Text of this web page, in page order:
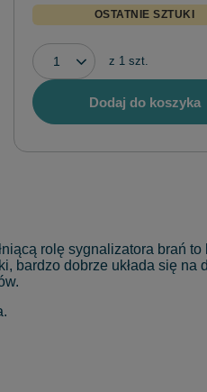
OSTATNIE SZTUKI
z 1 szt.
Dodaj do koszyka
rolę sygnalizatora brań
bardzo dobrze układa się